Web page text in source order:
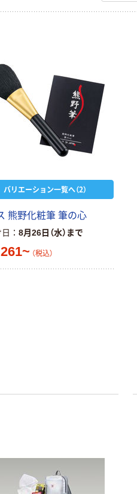
バリエーション一覧へ（2）
熊野化粧筆 筆の心
8月26日（水）まで
（税込）